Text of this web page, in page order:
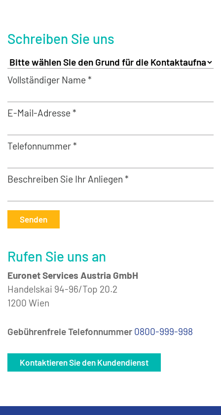
Schreiben Sie uns
Vollständiger Name *
E-Mail-Adresse *
Telefonnummer *
Beschreiben Sie Ihr Anliegen *
Senden
Rufen Sie uns an
Euronet Services Austria GmbH
Handelskai 94-96/Top 20.2
1200 Wien
Gebührenfreie Telefonnummer 0800-999-998
Kontaktieren Sie den Kundendienst